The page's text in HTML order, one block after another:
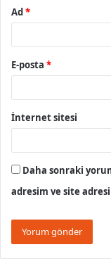
Ad*
E-posta *
İnternet sitesi
Daha sonraki
adresim ve site